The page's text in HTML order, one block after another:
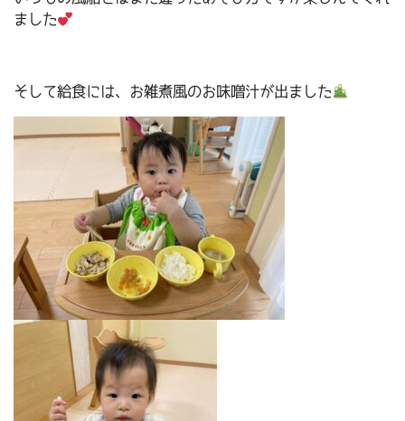
ました
そして給食には、お雑煮風のお味噌汁が出ました